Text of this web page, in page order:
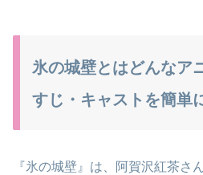
氷の城壁とはどんなア
すじ・キャストを簡単
『氷の城壁』は、阿賀沢紅茶さ